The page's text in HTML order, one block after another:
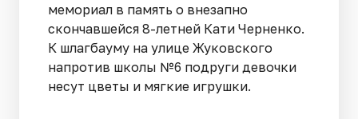
мемориал в память о внезапно
скончавшейся 8-летней Кати Черненко.
К шлагбауму на улице Жуковского
напротив школы №6 подруги девочки
несут цветы и мягкие игрушки.